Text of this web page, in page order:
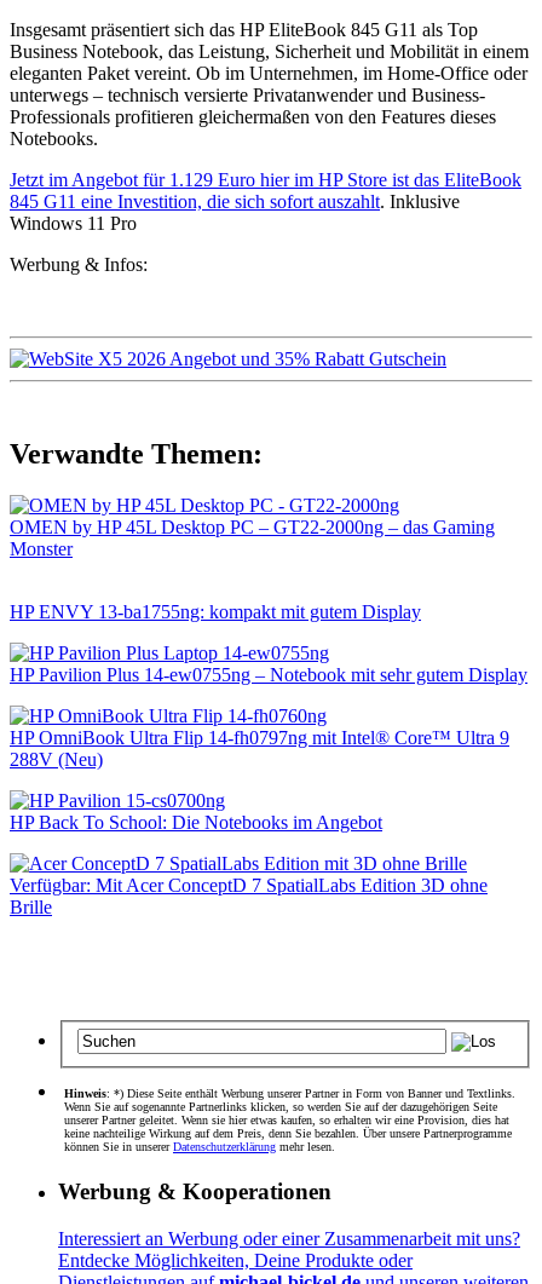
Insgesamt präsentiert sich das HP EliteBook 845 G11 als Top
Business Notebook, das Leistung, Sicherheit und Mobilität in einem
eleganten Paket vereint. Ob im Unternehmen, im Home-Office oder
unterwegs – technisch versierte Privatanwender und Business-
Professionals profitieren gleichermaßen von den Features dieses
Notebooks.
Jetzt im Angebot für 1.129 Euro hier im HP Store ist das EliteBook
845 G11 eine Investition, die sich sofort auszahlt. Inklusive
Windows 11 Pro
Werbung & Infos:
Verwandte Themen:
OMEN by HP 45L Desktop PC – GT22-2000ng – das Gaming
Monster
HP ENVY 13-ba1755ng: kompakt mit gutem Display
HP Pavilion Plus 14-ew0755ng – Notebook mit sehr gutem Display
HP OmniBook Ultra Flip 14-fh0797ng mit Intel® Core™ Ultra 9
288V (Neu)
HP Back To School: Die Notebooks im Angebot
Verfügbar: Mit Acer ConceptD 7 SpatialLabs Edition 3D ohne
Brille
Hinweis: *) Diese Seite enthält Werbung unserer Partner in Form von Banner und Textlinks.
Wenn Sie auf sogenannte Partnerlinks klicken, so werden Sie auf der dazugehörigen Seite
unserer Partner geleitet. Wenn sie hier etwas kaufen, so erhalten wir eine Provision, dies hat
keine nachteilige Wirkung auf dem Preis, denn Sie bezahlen. Über unsere Partnerprogramme
können Sie in unsererDatenschutzerklärung mehr lesen.
Werbung & Kooperationen
Interessiert an Werbung oder einer Zusammenarbeit mit uns?
Entdecke Möglichkeiten, Deine Produkte oder